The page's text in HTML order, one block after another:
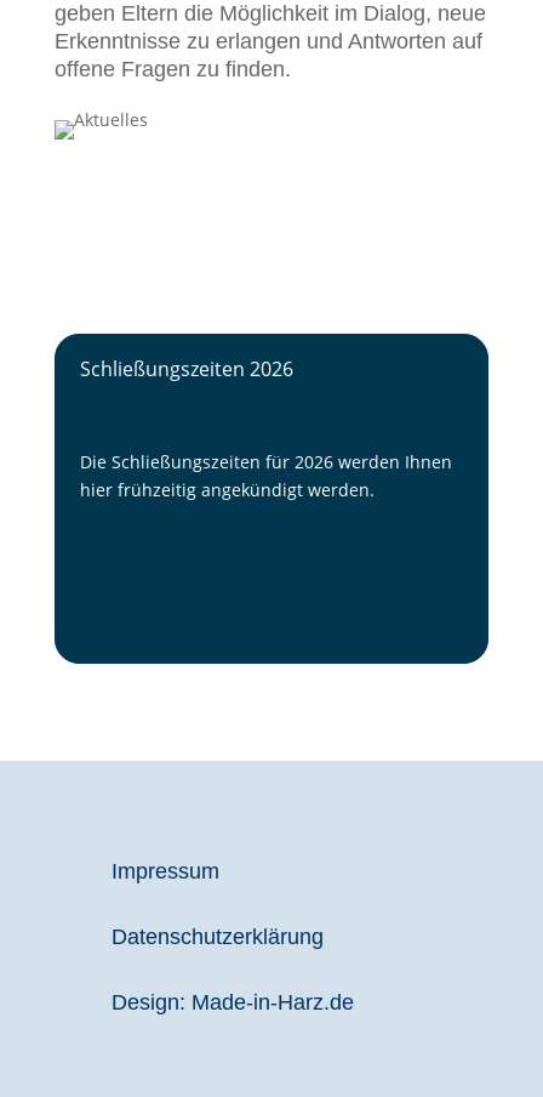
geben Eltern die Möglichkeit im Dialog, neue
Erkenntnisse zu erlangen und Antworten auf
offene Fragen zu finden.
Schließungszeiten 2026
Die Schließungszeiten für 2026 werden Ihnen
hier frühzeitig angekündigt werden.
Impressum
Datenschutzerklärung
Design: Made-in-Harz.de